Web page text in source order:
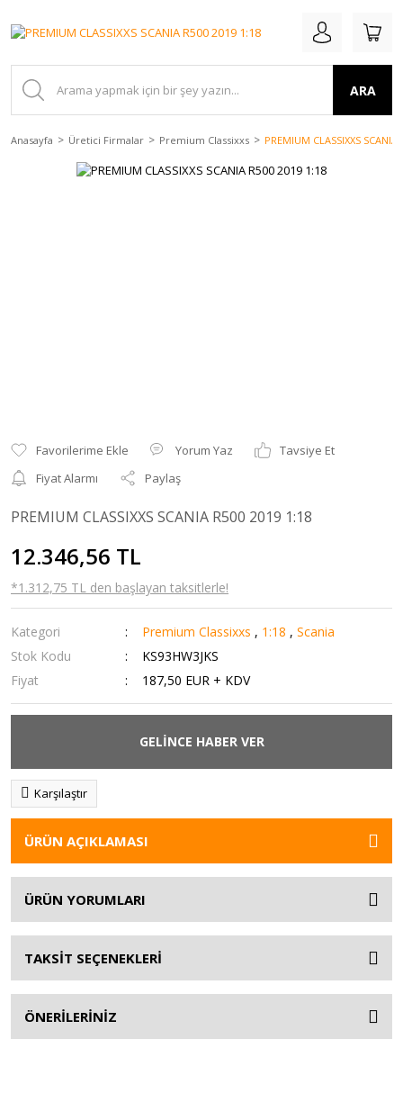
ARA
Anasayfa Üretici Firmalar Premium Classixxs PREMIUM CLASSIXXS
Yorum Yaz
Tavsiye Et
Fiyat Alarmı
Paylaş
PREMIUM CLASSIXXS SCANIA R500 2019 1:18
12.346,56 TL
*1.312,75 TL den başlayan taksitlerle!
Kategori Premium Classixxs , 1:18 ,Scania
Stok Kodu
KS93HW3JKS
Fiyat
187,50 EUR + KDV
GELİNCE HABER VER
Karşılaştır
ÜRÜN AÇIKLAMASI
ÜRÜN YORUMLARI
TAKSİT SEÇENEKLERİ
ÖNERİLERİNİZ